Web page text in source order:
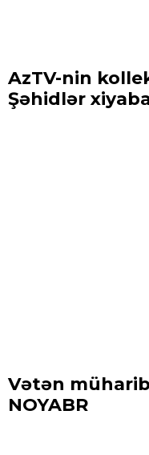
AzTV-nin
Şəhidlər
Vətən
NOYABR